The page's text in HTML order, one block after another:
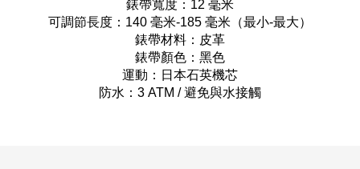
錶帶寬度：12 毫米
可調節長度：140 毫米-185 毫米（最小-最大）
錶帶材料：皮革
錶帶顏色：黑色
運動：日本石英機芯
防水：3 ATM / 避免與水接觸